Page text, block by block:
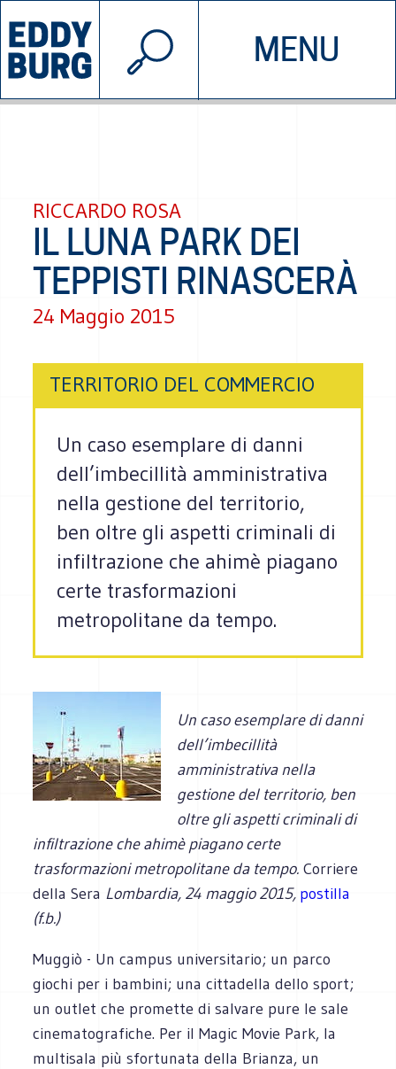
MENU
INIZIATIVE CHI SIAMO
© 2026 EDDYBURG
RICCARDO ROSA
IL LUNA PARK DEI
TEPPISTI RINASCERÀ
24 Maggio 2015
TERRITORIO DEL COMMERCIO
Un caso esemplare di danni
dell’imbecillità amministrativa
nella gestione del territorio,
ben oltre gli aspetti criminali di
infiltrazione che ahimè piagano
certe trasformazioni
metropolitane da tempo.
Un caso esemplare di danni
dell’imbecillità
amministrativa nella
gestione del territorio, ben
oltre gli aspetti criminali di
infiltrazione che ahimè piagano certe
trasformazioni metropolitane da tempo. Corriere
della Sera Lombardia, 24 maggio 2015, postilla
(f.b.)
Muggiò - Un campus universitario; un parco
giochi per i bambini; una cittadella dello sport;
un outlet che promette di salvare pure le sale
cinematografiche. Per il Magic Movie Park, la
multisala più sfortunata della Brianza, un